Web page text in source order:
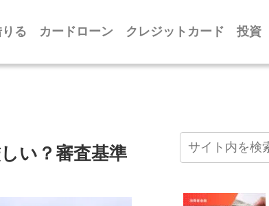
る カードローン クレジットカード 投資
い？審査基準